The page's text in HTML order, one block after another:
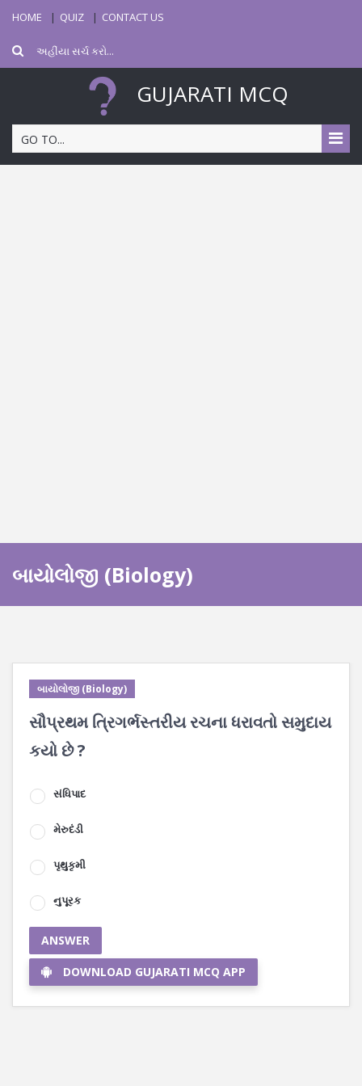
HOME QUIZ CONTACT US
GUJARATI MCQ
GO TO...
બાયોલોજી (Biology)
બાયોલોજી (Biology)
સૌપ્રથમ ત્રિગર્ભસ્તરીય રચના ધરાવતો સમુદાય
કયો છે ?
સંધિપાદ
મેરુદંડી
પૃથુકૃમી
નુપૂરક
ANSWER
DOWNLOAD GUJARATI MCQ APP